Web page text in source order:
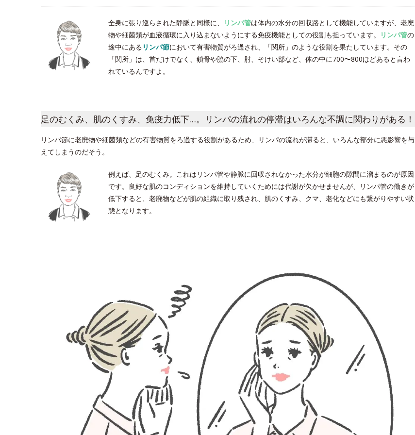
全身に張り巡らされた静脈と同様に、 リンパ管は体内の水分の回収路として機能していますが、老廃
物や細菌類が血液循環に入り込まないようにする免疫機能としての役割も担っています。
リンパ管の
途中にある リンパ節において有害物質がろ過され、「関所」のような役割を果たしています。その
「関所」は、首だけでなく、鎖骨や脇の下、肘、そけい部など、体の中に700〜800ほどあると言わ
れているんですよ。
足のむくみ、肌のくすみ、免疫力低下…。リンパの流れの停滞はいろんな不調に関わりがある！
リンパ節に老廃物や細菌類などの有害物質をろ過する役割があるため、リンパの流れが滞ると、いろんな部分に悪影響を与
えてしまうのだそう。
例えば、足のむくみ。これはリンパ管や静脈に回収されなかった水分が細胞の隙間に溜まるのが原因
です。良好な肌のコンディションを維持していくためには代謝が欠かせませんが、リンパ管の働きが
低下すると、老廃物などが肌の組織に取り残され、肌のくすみ、クマ、老化などにも繋がりやすい状
態となります。